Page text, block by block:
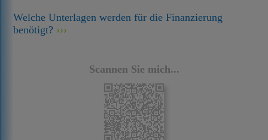
Welche Unterlagen werden für die Finanzierung
benötigt?
Scannen Sie mich...